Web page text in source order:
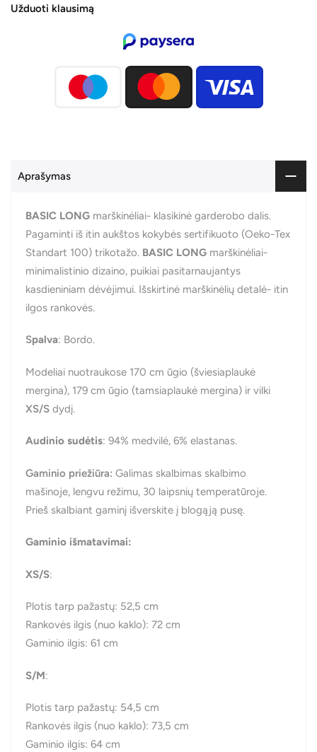
Užduoti klausimą
Aprašymas
BASIC LONG marškinėliai- klasikinė garderobo dalis.
Pagaminti iš itin aukštos kokybės sertifikuoto (Oeko-Tex
Standart 100) trikotažo. BASIC LONG marškinėliai-
minimalistinio dizaino, puikiai pasitarnaujantys
kasdieniniam dėvėjimui. Išskirtinė marškinėlių detalė- itin
ilgos rankovės.
Spalva: Bordo.
Modeliai nuotraukose 170 cm ūgio (šviesiaplaukė
mergina), 179 cm ūgio (tamsiaplaukė mergina) ir vilki
XS/S dydį.
Audinio sudėtis: 94% medvilė, 6% elastanas.
Gaminio priežiūra: Galimas skalbimas skalbimo
mašinoje, lengvu režimu, 30 laipsnių temperatūroje.
Prieš skalbiant gaminį išverskite į blogąją pusę.
Gaminio išmatavimai:
XS/S:
Plotis tarp pažastų: 52,5 cm
Rankovės ilgis (nuo kaklo): 72 cm
Gaminio ilgis: 61 cm
S/M:
Plotis tarp pažastų: 54,5 cm
Rankovės ilgis (nuo kaklo): 73,5 cm
Gaminio ilgis: 64 cm